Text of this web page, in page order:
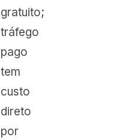
gratuito;
tráfego
pago
tem
custo
direto
por